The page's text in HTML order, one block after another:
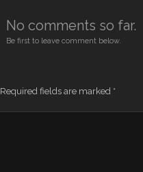
No comments so far.
Be first to leave comment below.
Required fields are marked *